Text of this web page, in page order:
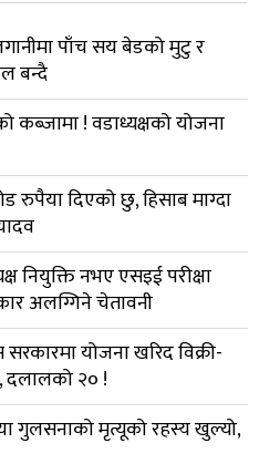
पाँच सय बेडको मुटु र
बन्दै
! वडाध्यक्षको योजना
रुपैया दिएको छु, हिसाब माग्दा
नियुक्ति नभए एसइई परीक्षा
अलग्गिने चेतावनी
योजना खरिद विक्री-
दलालको २० !
गुलसनाको मृत्यूको रहस्य खुल्यो,